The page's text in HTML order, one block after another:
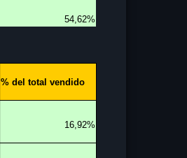
54,62%
% del total vendido
16,92%